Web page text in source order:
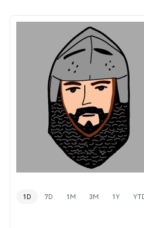
1D 7D 1M 3M 1Y